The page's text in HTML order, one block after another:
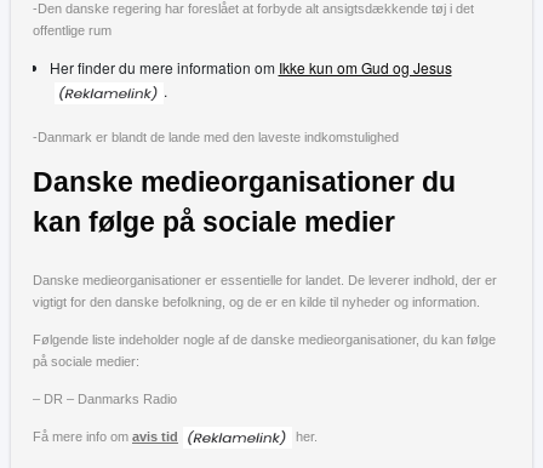
-Den danske regering har foreslået at forbyde alt ansigtsdækkende tøj i det
offentlige rum
Her finder du mere information om Ikke kun om Gud og Jesus
.
-Danmark er blandt de lande med den laveste indkomstulighed
Danske medieorganisationer du
kan følge på sociale medier
Danske medieorganisationer er essentielle for landet. De leverer indhold, der er
vigtigt for den danske befolkning, og de er en kilde til nyheder og information.
Følgende liste indeholder nogle af de danske medieorganisationer, du kan følge
på sociale medier:
– DR – Danmarks Radio
Få mere info om avis tid her.